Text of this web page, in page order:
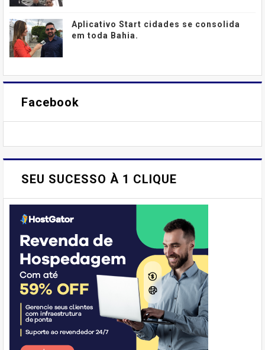
Aplicativo Start cidades se consolida
em toda Bahia.
Facebook
SEU SUCESSO À 1 CLIQUE